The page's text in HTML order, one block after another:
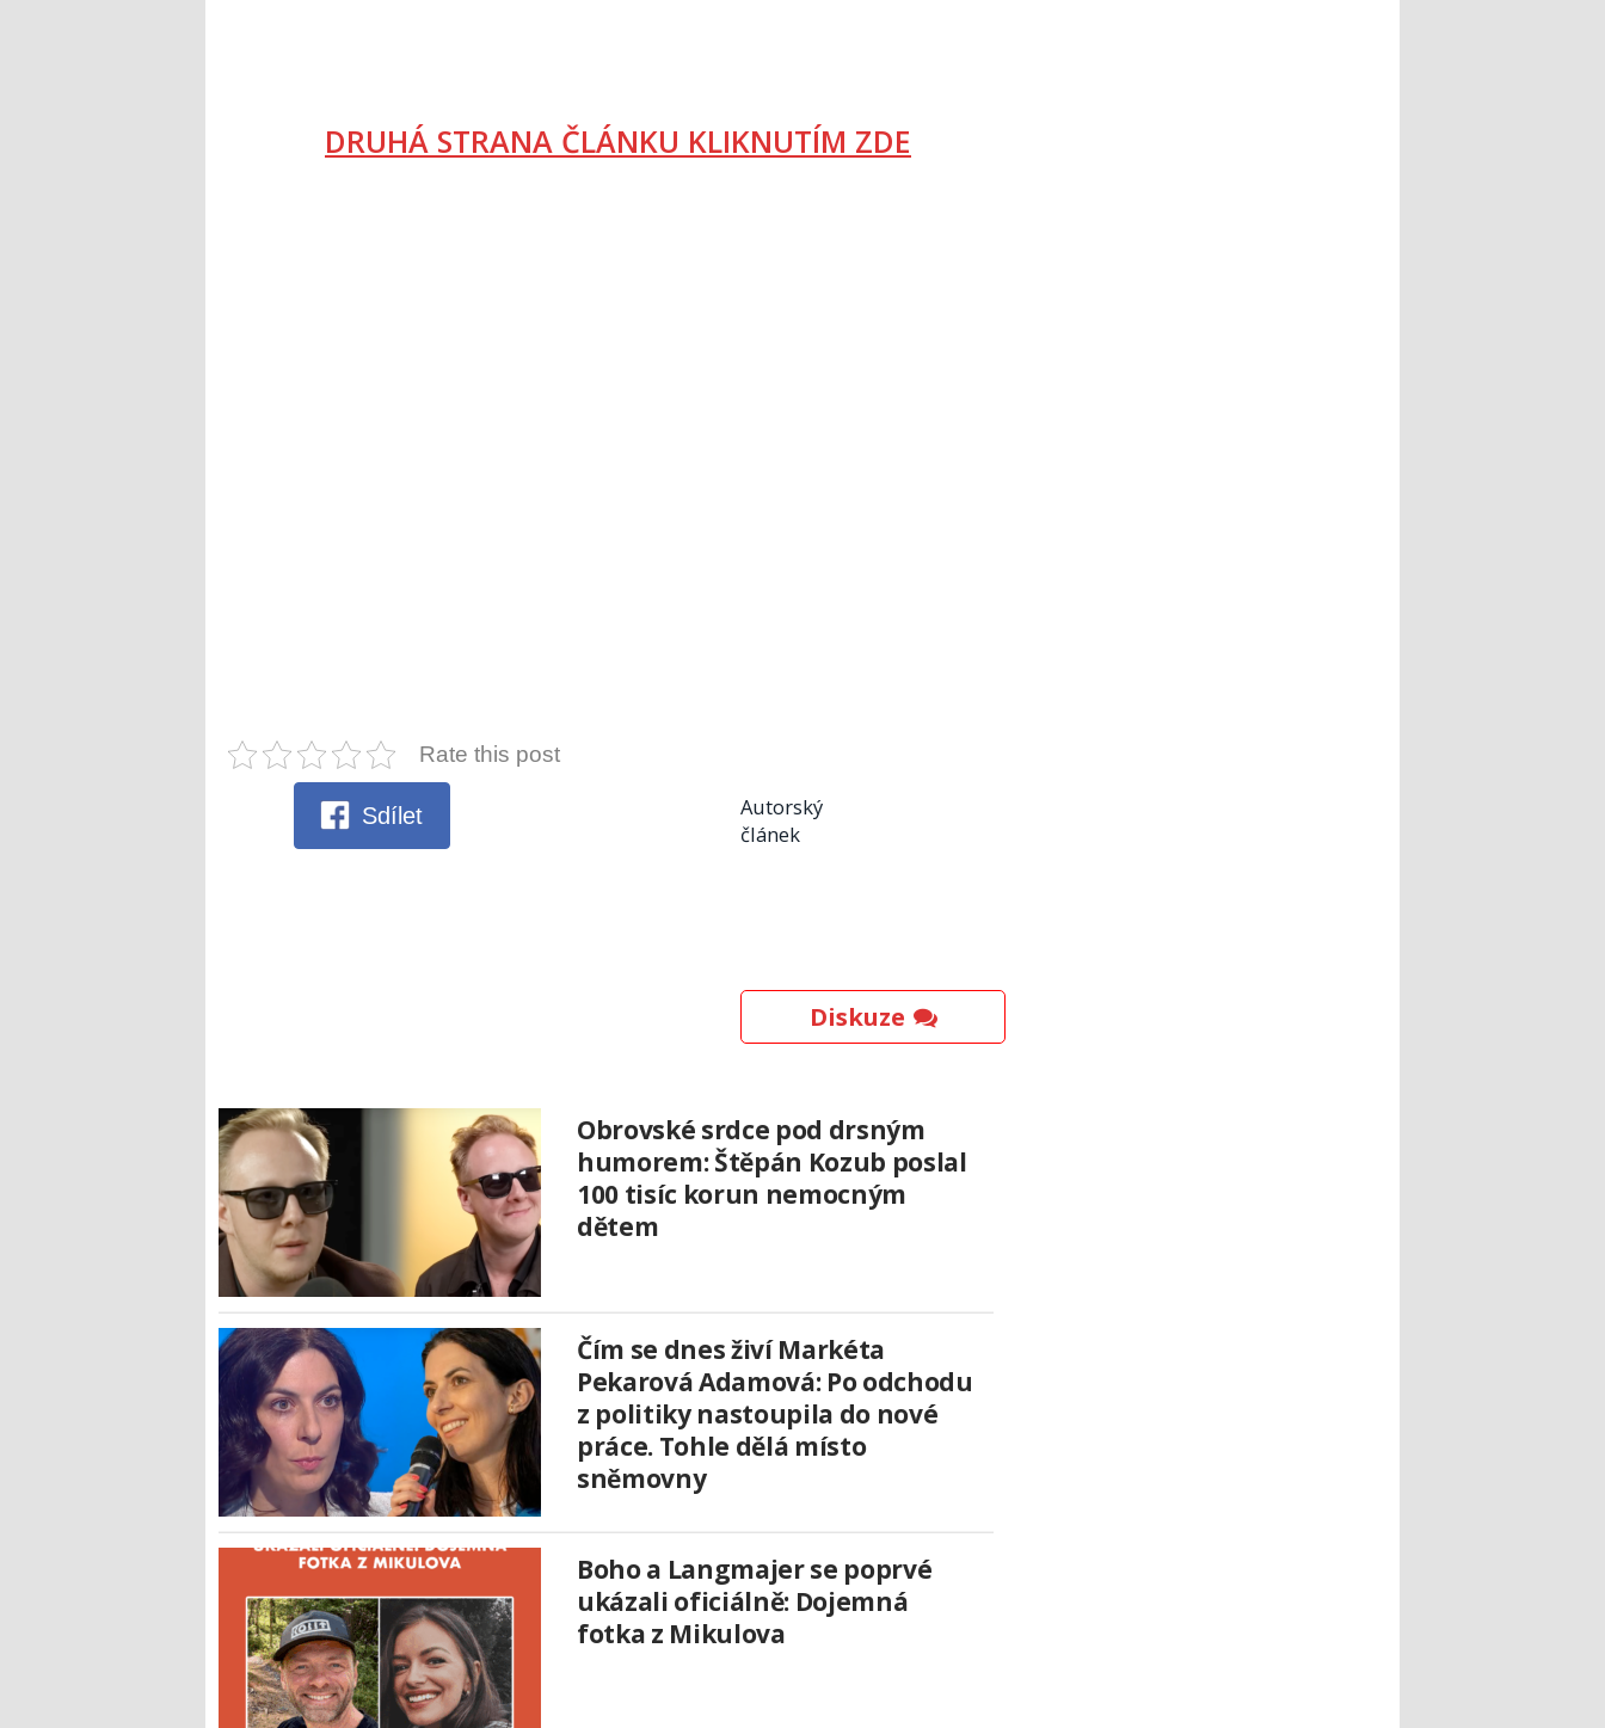
DRUHÁ STRANA ČLÁNKU KLIKNUTÍM ZDE
Rate this post
Sdílet
Autorský
článek
Diskuze
Obrovské srdce pod drsným
humorem: Štěpán Kozub poslal
100 tisíc korun nemocným
dětem
Čím se dnes živí Markéta
Pekarová Adamová: Po odchodu
z politiky nastoupila do nové
práce. Tohle dělá místo
sněmovny
Boho a Langmajer se poprvé
ukázali oficiálně: Dojemná
fotka z Mikulova